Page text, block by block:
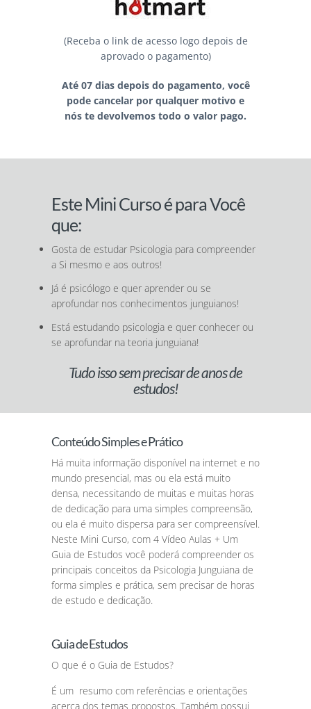
(Receba o link de acesso logo depois de
aprovado o pagamento)
Até 07 dias depois do pagamento, você
pode cancelar por qualquer motivo e
nós te devolvemos todo o valor pago.
Este Mini Curso é para Você
que:
Gosta de estudar Psicologia para compreender
a Si mesmo e aos outros!
Já é psicólogo e quer aprender ou se
aprofundar nos conhecimentos junguianos!
Está estudando psicologia e quer conhecer ou
se aprofundar na teoria junguiana!
Tudo isso sem precisar de anos de
estudos!
Conteúdo Simples e Prático
Há muita informação disponível na internet e no
mundo presencial, mas ou ela está muito
densa, necessitando de muitas e muitas horas
de dedicação para uma simples compreensão,
ou ela é muito dispersa para ser compreensível.
Neste Mini Curso, com 4 Vídeo Aulas + Um
Guia de Estudos você poderá compreender os
principais conceitos da Psicologia Junguiana de
forma simples e prática, sem precisar de horas
de estudo e dedicação.
Guia de Estudos
O que é o Guia de Estudos?
É um resumo com referências e orientações
acerca dos temas propostos. Também possui